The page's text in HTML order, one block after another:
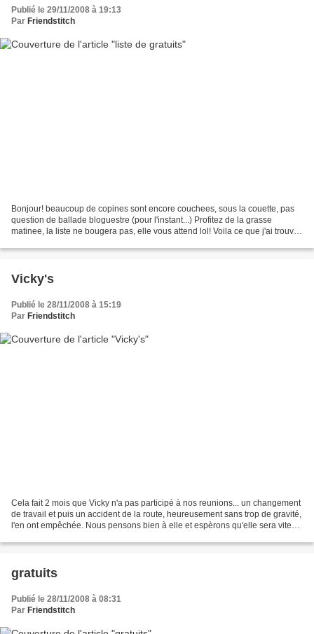
Publié le 29/11/2008 à 19:13
Par Friendstitch
Bonjour! beaucoup de copines sont encore couchees, sous la couette, pas
question de ballade bloguestre (pour l'instant...) Profitez de la grasse
matinee, la liste ne bougera pas, elle vous attend lol! Voila ce que j'ai trouve
http://mahelia.canalblog.com/archives/2008/11/29/10847243.html...
Vicky's
Publié le 28/11/2008 à 15:19
Par Friendstitch
Cela fait 2 mois que Vicky n'a pas participé à nos reunions... un changement
de travail et puis un accident de la route, heureusement sans trop de gravité,
l'en ont empêchée. Nous pensons bien à elle et espèrons qu'elle sera vite
gratuits
Publié le 28/11/2008 à 08:31
Par Friendstitch